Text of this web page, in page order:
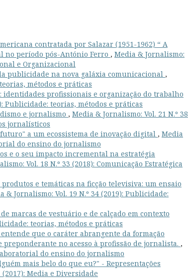
contratada por Salazar (1951-1962) “ A
no período pós-António Ferro , Media & Jornalismo:
e Organizacional
publicidade na nova galáxia comunicacional ,
métodos e práticas
profissionais e organização do trabalho
Publicidade: teorias, métodos e práticas
e jornalismo , Media & Jornalismo: Vol. 21 N.º 38
jornalísticos
a um ecossistema de inovação digital , Media
do ensino do jornalismo
e o seu impacto incremental na estratégia
Vol. 18 N.º 33 (2018): Comunicação Estratégica
produtos e temáticas na ficção televisiva: um ensaio
& Jornalismo: Vol. 19 N.º 34 (2019): Publicidade:
marcas de vestuário e de calçado em contexto
teorias, métodos e práticas
que o caráter abrangente da formação
no acesso à profissão de jornalista. ,
do ensino do jornalismo
mais belo do que eu?" - Representações
Media e Diversidade